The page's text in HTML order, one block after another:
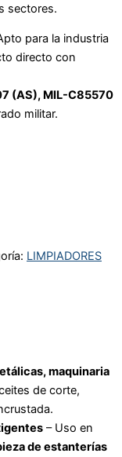
sectores.
para la industria
directo con
(AS), MIL-C85570
militar.
LIMPIADORES
maquinaria
de corte,
– Uso en
de estanterías